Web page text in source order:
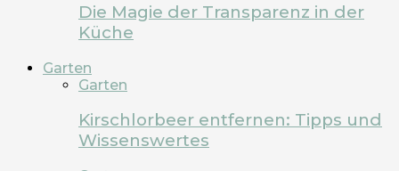
Die Magie der Transparenz in der
Küche
Garten
Garten
Kirschlorbeer entfernen: Tipps und
Wissenswertes